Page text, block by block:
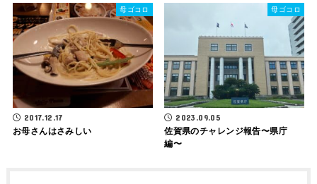
母ゴコロ
2017.12.17
お母さんはさみしい
母ゴコロ
2023.09.05
佐賀県のチャレンジ報告〜県庁
編〜